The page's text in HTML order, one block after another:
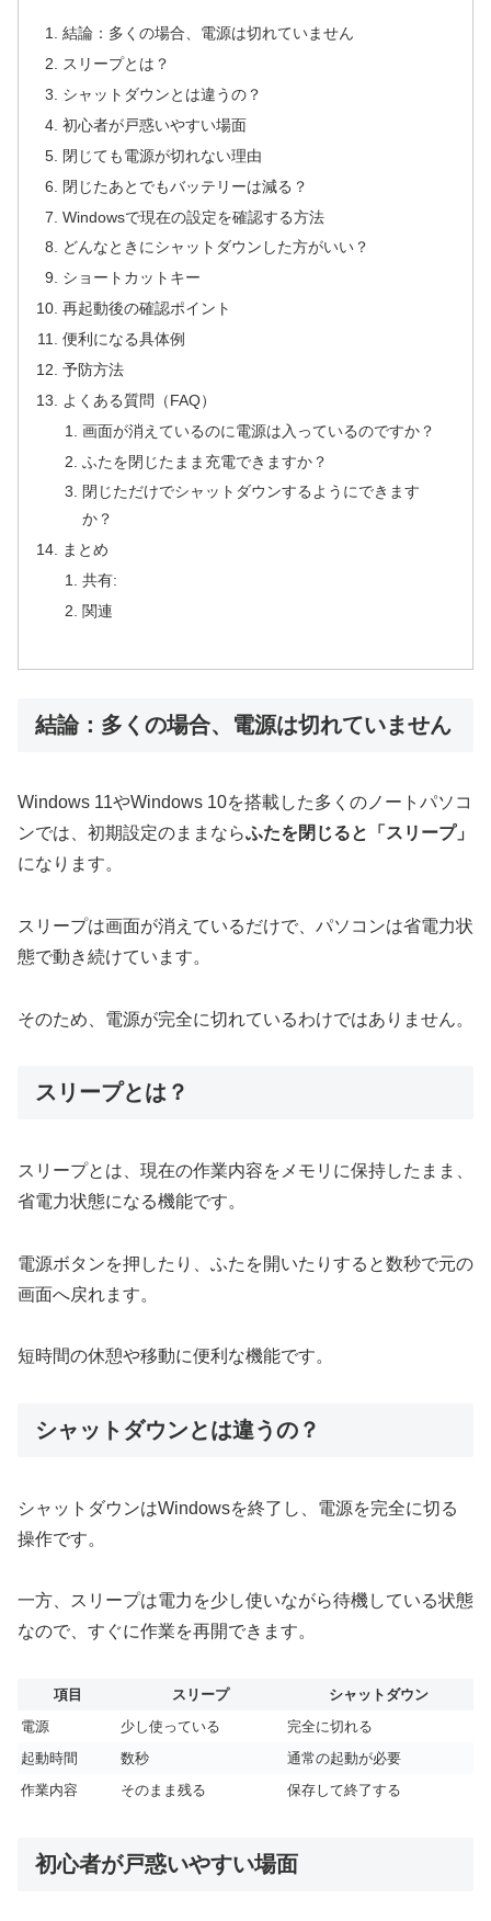
結論：多くの場合、電源は切れていません
スリープとは？
シャットダウンとは違うの？
初心者が戸惑いやすい場面
閉じても電源が切れない理由
閉じたあとでもバッテリーは減る？
Windowsで現在の設定を確認する方法
どんなときにシャットダウンした方がいい？
ショートカットキー
再起動後の確認ポイント
便利になる具体例
予防方法
よくある質問（FAQ）
画面が消えているのに電源は入っているのですか？
ふたを閉じたまま充電できますか？
閉じただけでシャットダウンするようにできます
か？
まとめ
共有:
関連
結論：多くの場合、電源は切れていません
Windows 11やWindows 10を搭載した多くのノートパソコ
ンでは、初期設定のままならふたを閉じると「スリープ」
になります。
スリープは画面が消えているだけで、パソコンは省電力状
態で動き続けています。
そのため、電源が完全に切れているわけではありません。
スリープとは？
スリープとは、現在の作業内容をメモリに保持したまま、
省電力状態になる機能です。
電源ボタンを押したり、ふたを開いたりすると数秒で元の
画面へ戻れます。
短時間の休憩や移動に便利な機能です。
シャットダウンとは違うの？
シャットダウンはWindowsを終了し、電源を完全に切る
操作です。
一方、スリープは電力を少し使いながら待機している状態
なので、すぐに作業を再開できます。
項目 スリープ
シャットダウン
電源
少し使っている
完全に切れる
起動時間
数秒
通常の起動が必要
作業内容
そのまま残る 保存して終了する
初心者が戸惑いやすい場面